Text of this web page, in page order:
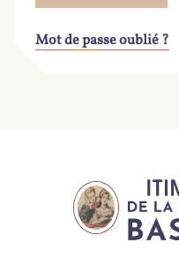
Mot de passe oublié ?